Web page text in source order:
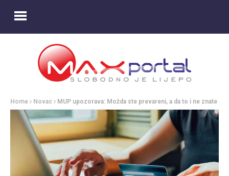
Home Novac MUP upozorava: Možda ste prevareni, a da to i ne znate